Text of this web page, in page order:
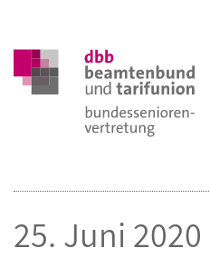
25. Juni 2020